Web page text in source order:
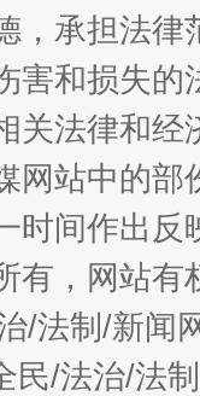
"炒
，承担法
害和损失
关法律和
网站中的
时间作出
有，网站
/法制/新闻
民/法治/法